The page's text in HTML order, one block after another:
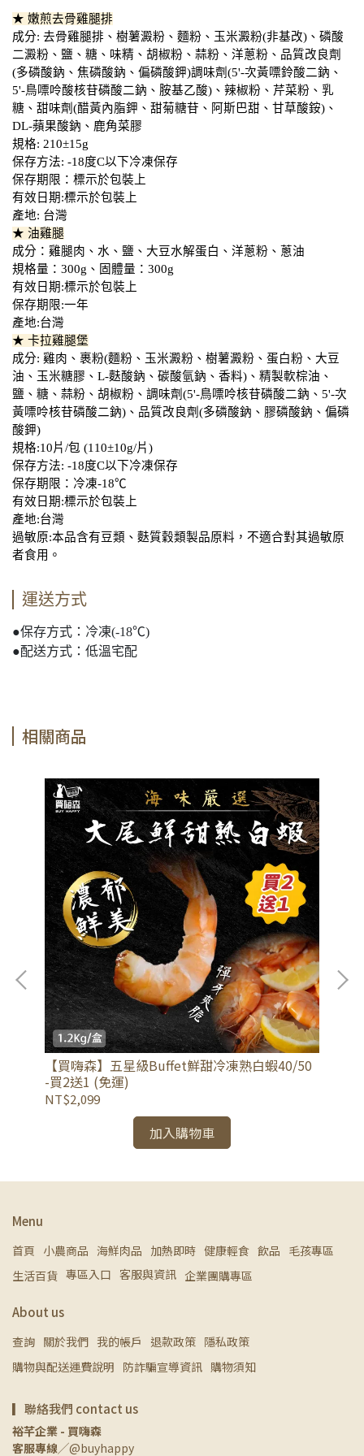
★ 嫩煎去骨雞腿排
成分: 去骨雞腿排、樹薯澱粉、麵粉、玉米澱粉(非基改)、磷酸
二澱粉、鹽、糖、味精、胡椒粉、蒜粉、洋蔥粉、品質改良劑
(多磷酸鈉、焦磷酸鈉、偏磷酸鉀)調味劑(5'-次黃嘌鈴酸二鈉、
5'-鳥嘌呤酸核苷磷酸二鈉、胺基乙酸)、辣椒粉、芹菜粉、乳
糖、甜味劑(醋黃內脂鉀、甜菊糖苷、阿斯巴甜、甘草酸銨)、
DL-蘋果酸鈉、鹿角菜膠
規格: 210±15g
保存方法: -18度C以下冷凍保存
保存期限：標示於包裝上
有效日期:標示於包裝上
產地: 台灣
★ 油雞腿
成分：雞腿肉、水、鹽、大豆水解蛋白、洋蔥粉、蔥油
規格量：300g、固體量：300g
有效日期:標示於包裝上
保存期限:一年
產地:台灣
★ 卡拉雞腿堡
成分: 雞肉、裹粉(麵粉、玉米澱粉、樹薯澱粉、蛋白粉、大豆
油、玉米糖膠、L-麩酸鈉、碳酸氫鈉、香料)、精製軟棕油、
鹽、糖、蒜粉、胡椒粉、調味劑(5'-鳥嘌呤核苷磷酸二鈉、5'-次
黃嘌呤核苷磷酸二鈉)、品質改良劑(多磷酸鈉、膠磷酸鈉、偏磷
酸鉀)
規格:10片/包 (110±10g/片)
保存方法: -18度C以下冷凍保存
保存期限：冷凍-18℃
有效日期:標示於包裝上
產地:台灣
過敏原:本品含有豆類、麩質穀類製品原料，不適合對其過敏原
者食用。
運送方式
●保存方式：冷凍(-18℃)
●配送方式：低溫宅配
相關商品
【買嗨森】五星級Buffet鮮甜冷凍熟白蝦40/50
-買2送1 (免運)
NT$2,099
加入購物車
Menu
首頁 小農商品 海鮮肉品 加熱即時 健康輕食 飲品 毛孩專區
生活百貨 專區入口 客服與資訊 企業團購專區
About us
查詢 關於我們 我的帳戶 退款政策 隱私政策
購物與配送運費說明 防詐騙宣導資訊 購物須知
▎聯絡我們 contact us
裕芊企業 - 買嗨森
客服專線╱@buyhappy